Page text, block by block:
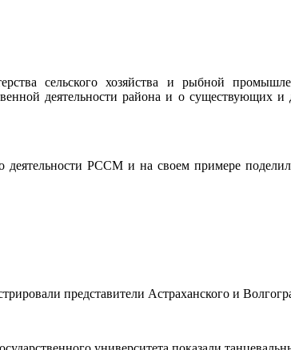
сельского хозяйства и рыбной
деятельности района и о
РССМ и на своем примере
представители Астраханского и